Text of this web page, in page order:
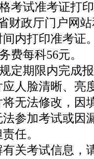
试准考证打印
财政厅门户网
内打印准考证
每科56元。
期限内完成报
人脸清晰、亮
无法修改，因
参加考试或因
任。
考试信息，